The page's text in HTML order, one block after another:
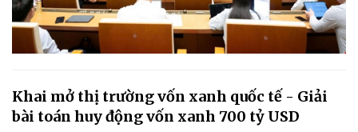
Khai mở thị trường vốn xanh quốc tế - Giải
bài toán huy động vốn xanh 700 tỷ USD